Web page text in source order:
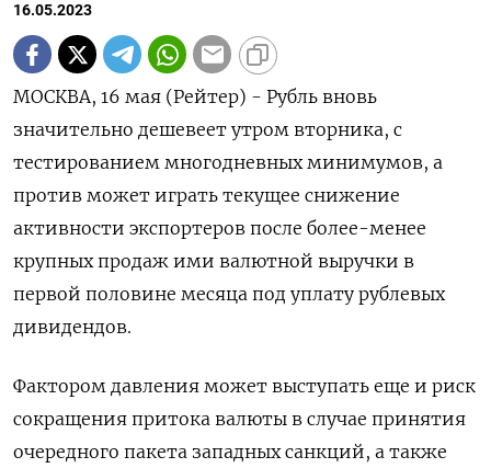
16.05.2023
МОСКВА, 16 мая (Рейтер) - Рубль вновь
значительно дешевеет утром вторника, с
тестированием многодневных минимумов, а
против может играть текущее снижение
активности экспортеров после более-менее
крупных продаж ими валютной выручки в
первой половине месяца под уплату рублевых
дивидендов.
Фактором давления может выступать еще и риск
сокращения притока валюты в случае принятия
очередного пакета западных санкций, а также